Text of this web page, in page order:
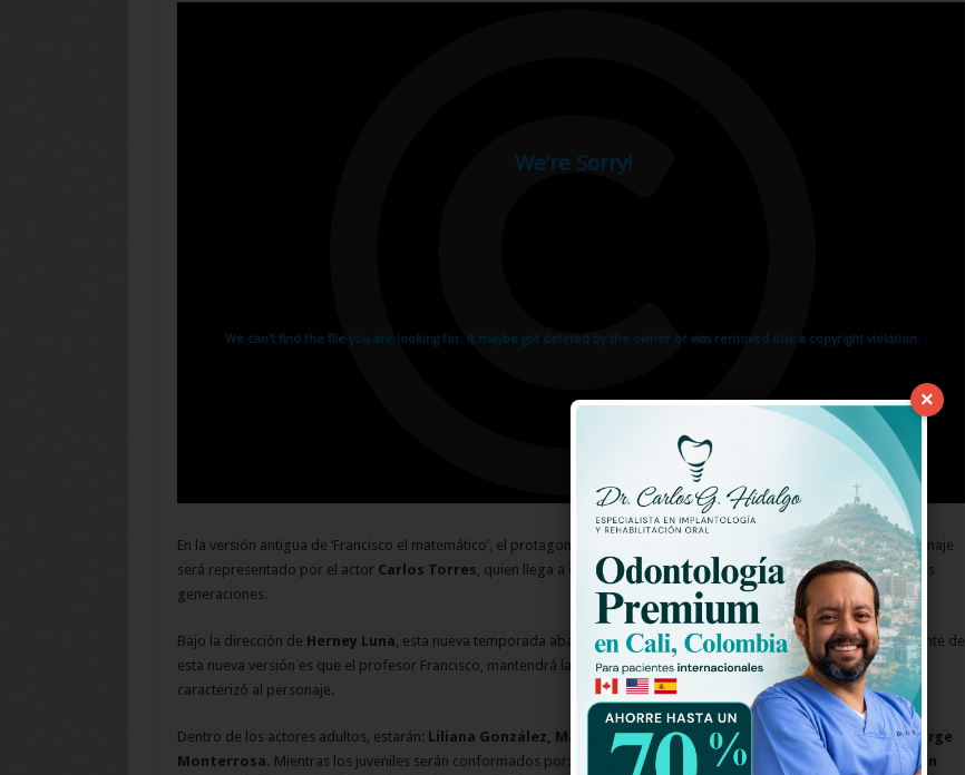
En la versión antigua de ‘Francisco el matemático’, el protagonista de la novela fue el actor Luis Mesa. Ahora, su personaje
será representado por el actor Carlos Torres , quien llega a esta temporada para conquistar el corazón de las nuevas
generaciones.
Bajo la dirección de Herney Luna , esta nueva temporada abarcará temas con problemática familiar. Lo más importante de
esta nueva versión es que el profesor Francisco, mantendrá la misma esencia buena onda y bondadosa que siempre
caracterizó al personaje.
Dentro de los actores adultos, estarán: Liliana González, Margarita Parra, Luz Estrada, Mauricio Figueroa, Jorge
Monterrosa. Mientras los juveniles serán conformados por:
María José Vargas (hermana de Yuri Vargas), Dylan
×